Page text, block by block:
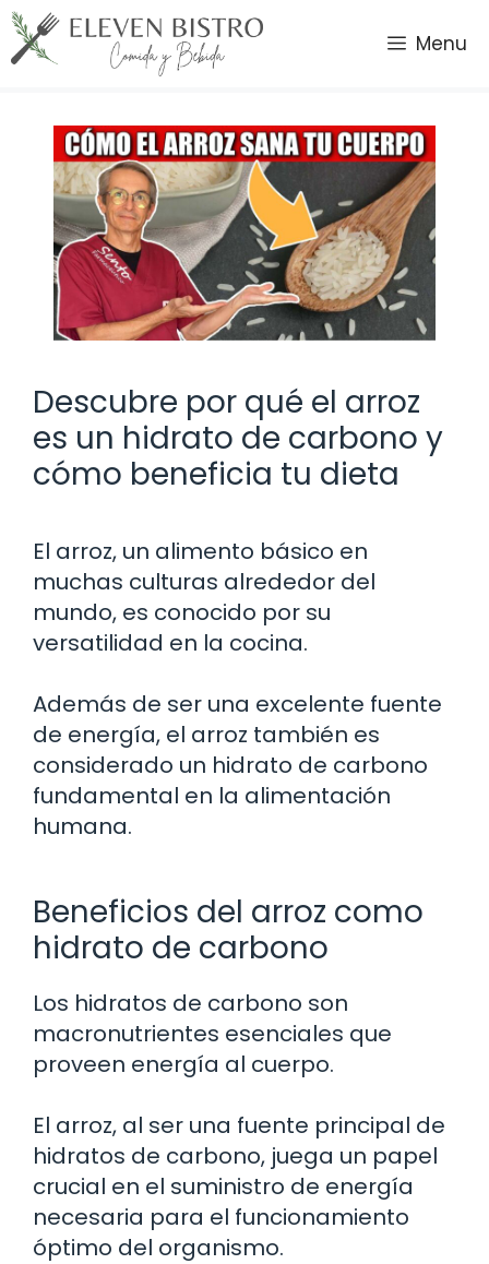
Saltar
al
contenido
Menu
Descubre por qué el arroz
es un hidrato de carbono y
cómo beneficia tu dieta
El arroz, un alimento básico en
muchas culturas alrededor del
mundo, es conocido por su
versatilidad en la cocina.
Además de ser una excelente fuente
de energía, el arroz también es
considerado un hidrato de carbono
fundamental en la alimentación
humana.
Beneficios del arroz como
hidrato de carbono
Los hidratos de carbono son
macronutrientes esenciales que
proveen energía al cuerpo.
El arroz, al ser una fuente principal de
hidratos de carbono, juega un papel
crucial en el suministro de energía
necesaria para el funcionamiento
óptimo del organismo.